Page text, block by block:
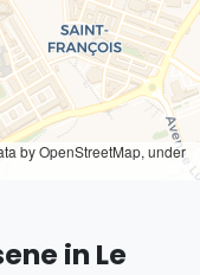
by OpenStreetMap, under
in Le